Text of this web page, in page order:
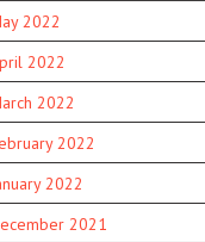
2022
2022
2022
2022
2022
2021